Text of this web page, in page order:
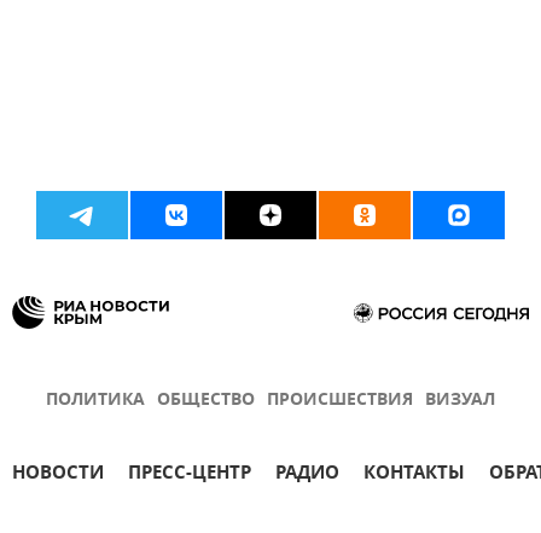
ПОЛИТИКА ОБЩЕСТВО ПРОИСШЕСТВИЯ ВИЗУАЛ
НОВОСТИ ПРЕСС-ЦЕНТР РАДИО КОНТАКТЫ